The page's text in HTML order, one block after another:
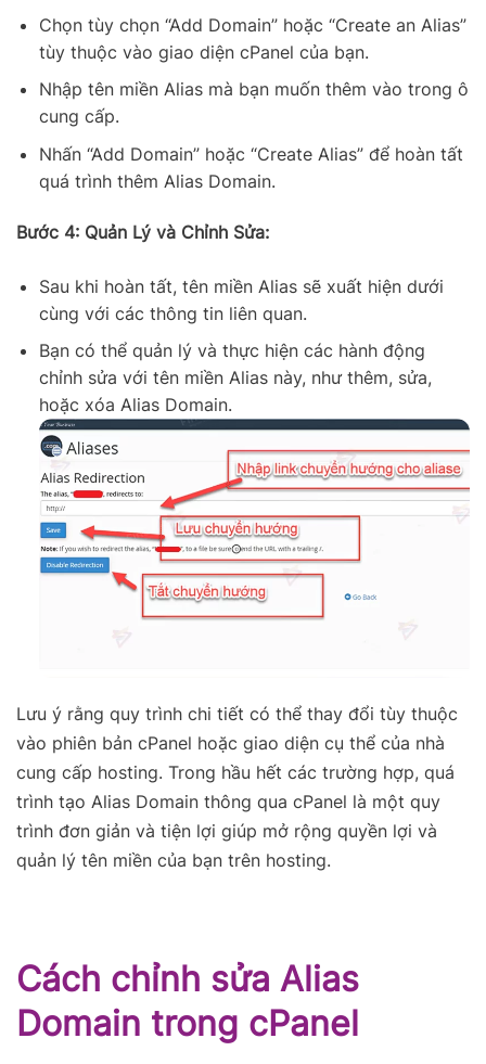
Chọn tùy chọn “Add Domain” hoặc “Create an Alias”
tùy thuộc vào giao diện cPanel của bạn.
Nhập tên miền Alias mà bạn muốn thêm vào trong ô
cung cấp.
Nhấn “Add Domain” hoặc “Create Alias” để hoàn tất
quá trình thêm Alias Domain.
Bước 4: Quản Lý và Chỉnh Sửa:
Sau khi hoàn tất, tên miền Alias sẽ xuất hiện dưới
cùng với các thông tin liên quan.
Bạn có thể quản lý và thực hiện các hành động
chỉnh sửa với tên miền Alias này, như thêm, sửa,
hoặc xóa Alias Domain.
Lưu ý rằng quy trình chi tiết có thể thay đổi tùy thuộc
vào phiên bản cPanel hoặc giao diện cụ thể của nhà
cung cấp hosting. Trong hầu hết các trường hợp, quá
trình tạo Alias Domain thông qua cPanel là một quy
trình đơn giản và tiện lợi giúp mở rộng quyền lợi và
quản lý tên miền của bạn trên hosting.
Cách chỉnh sửa Alias
Domain trong cPanel